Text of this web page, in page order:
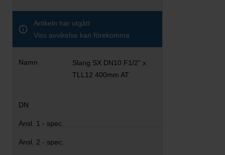
Artikeln har utgått
Viss avvikelse kan förekomma
Slang SX DN10 F1/2" x
TLL12 400mm AT